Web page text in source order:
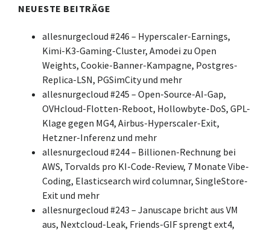
NEUESTE BEITRÄGE
allesnurgecloud #246 – Hyperscaler-Earnings,
Kimi-K3-Gaming-Cluster, Amodei zu Open
Weights, Cookie-Banner-Kampagne, Postgres-
Replica-LSN, PGSimCity und mehr
allesnurgecloud #245 – Open-Source-AI-Gap,
OVHcloud-Flotten-Reboot, Hollowbyte-DoS, GPL-
Klage gegen MG4, Airbus-Hyperscaler-Exit,
Hetzner-Inferenz und mehr
allesnurgecloud #244 – Billionen-Rechnung bei
AWS, Torvalds pro KI-Code-Review, 7 Monate Vibe-
Coding, Elasticsearch wird columnar, SingleStore-
Exit und mehr
allesnurgecloud #243 – Januscape bricht aus VM
aus, Nextcloud-Leak, Friends-GIF sprengt ext4,